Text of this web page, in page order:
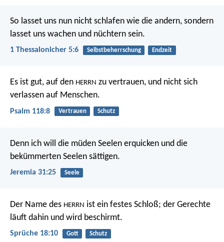
So lasset uns nun nicht schlafen wie die andern, sondern
lasset uns wachen und nüchtern sein.
1 Thessalonicher 5:6 Selbstbeherrschung Endzeit
Es ist gut, auf den HERRN zu vertrauen, und nicht sich
verlassen auf Menschen.
Psalm 118:8 Vertrauen Schutz
Denn ich will die müden Seelen erquicken und die
bekümmerten Seelen sättigen.
Jeremia 31:25 Seele
Der Name des HERRN ist ein festes Schloß; der Gerechte
läuft dahin und wird beschirmt.
Sprüche 18:10 Gott Schutz